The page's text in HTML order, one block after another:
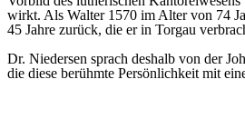
wirkt. Als Walter 1570 im Alter von 74
45 Jahre zurück, die er in Torgau
Dr. Niedersen sprach deshalb von der
die diese berühmte Persönlichkeit mit